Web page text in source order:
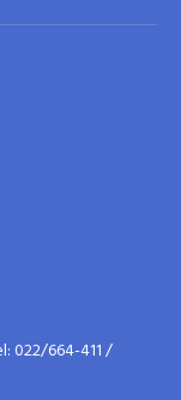
022/664-411 /